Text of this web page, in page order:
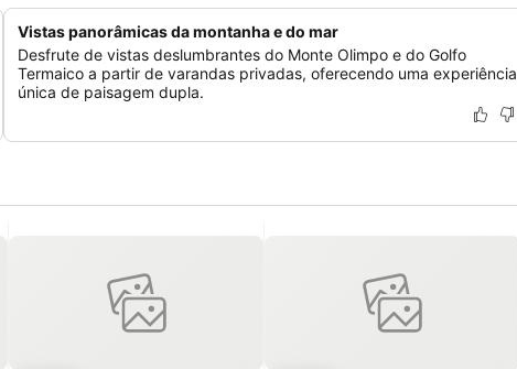
Vistas panorâmicas da montanha e do mar
Desfrute de vistas deslumbrantes do Monte Olimpo e do Golfo
Termaico a partir de varandas privadas, oferecendo uma experiência
única de paisagem dupla.